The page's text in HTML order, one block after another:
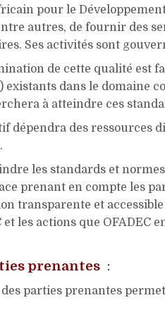
pour le
autres, de fournir des
Ses activités sont
de cette qualité est
existants dans le domaine
à atteindre ces
dépendra des ressources
les standards et
prenant en compte les
transparente et
et les actions que
prenantes :
des parties prenantes